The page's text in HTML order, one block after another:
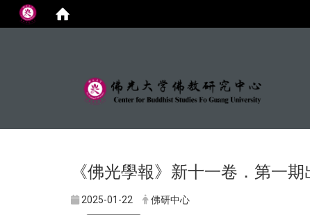
《佛光學報》新十一卷．第一期
2025-01-22 佛研中心